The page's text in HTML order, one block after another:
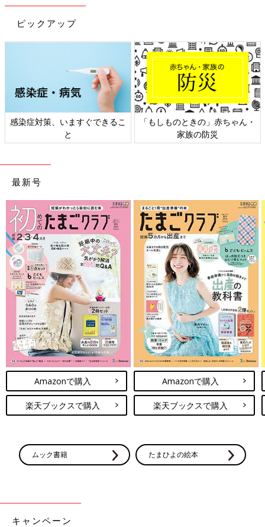
ピックアップ
感染症対策、いますぐできるこ
と
「もしものときの」赤ちゃん・
家族の防災
最新号
Amazonで購入
楽天ブックスで購入
Amazonで購入
楽天ブックスで購入
ムック書籍 たまひよの絵本
キャンペーン